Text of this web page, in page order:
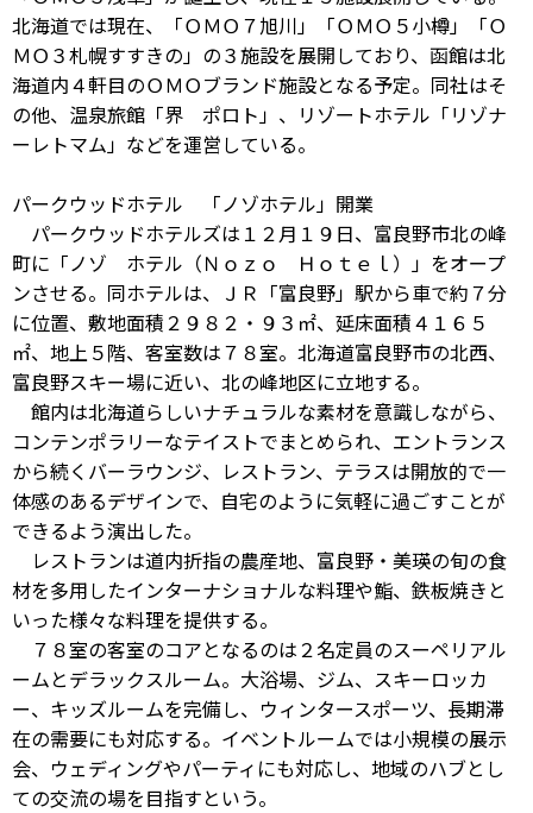
北海道では現在、「ＯＭＯ７旭川」「ＯＭＯ５小樽」「Ｏ
ＭＯ３札幌すすきの」の３施設を展開しており、函館は北
海道内４軒目のＯＭＯブランド施設となる予定。同社はそ
の他、温泉旅館「界 ポロト」、リゾートホテル「リゾナ
ーレトマム」などを運営している。
パークウッドホテル 「ノゾホテル」開業
パークウッドホテルズは１２月１９日、富良野市北の峰
町に「ノゾ ホテル（Ｎｏｚｏ Ｈｏｔｅｌ）」をオープ
ンさせる。同ホテルは、ＪＲ「富良野」駅から車で約７分
に位置、敷地面積２９８２・９３㎡、延床面積４１６５
㎡、地上５階、客室数は７８室。北海道富良野市の北西、
富良野スキー場に近い、北の峰地区に立地する。
館内は北海道らしいナチュラルな素材を意識しながら、
コンテンポラリーなテイストでまとめられ、エントランス
から続くバーラウンジ、レストラン、テラスは開放的で一
体感のあるデザインで、自宅のように気軽に過ごすことが
できるよう演出した。
レストランは道内折指の農産地、富良野・美瑛の旬の食
材を多用したインターナショナルな料理や鮨、鉄板焼きと
いった様々な料理を提供する。
７８室の客室のコアとなるのは２名定員のスーペリアル
ームとデラックスルーム。大浴場、ジム、スキーロッカ
ー、キッズルームを完備し、ウィンタースポーツ、長期滞
在の需要にも対応する。イベントルームでは小規模の展示
会、ウェディングやパーティにも対応し、地域のハブとし
ての交流の場を目指すという。